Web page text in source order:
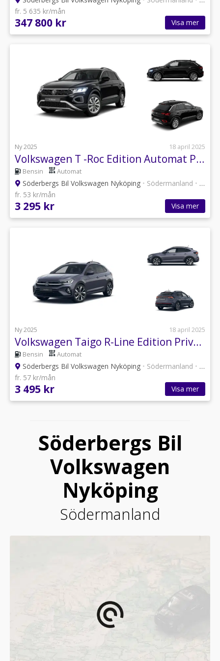
fr. 5 635 kr/mån
347 800 kr Visa mer
Ny 2025 18 april 2025
Volkswagen T -Roc Edition Automat Privatleasing 3.295kr/mån
Bensin Automat
Söderbergs Bil Volkswagen Nyköping • Södermanland •
fr. 53 kr/mån
3 295 kr Visa mer
Ny 2025 18 april 2025
Volkswagen Taigo R-Line Edition Privatleasing 3.495kr/mån
Bensin Automat
Söderbergs Bil Volkswagen Nyköping • Södermanland •
fr. 57 kr/mån
3 495 kr Visa mer
Söderbergs Bil
Volkswagen
Nyköping
Södermanland